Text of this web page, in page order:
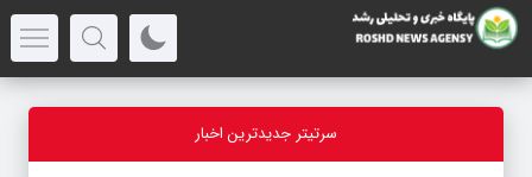
سرتیتر جدیدترین اخبار